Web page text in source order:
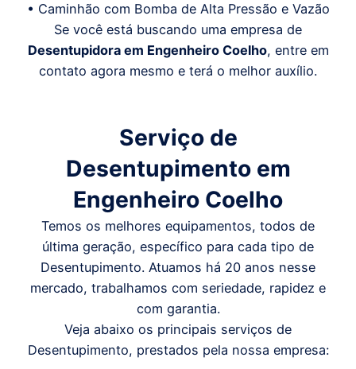
• Caminhão com Bomba de Alta Pressão e Vazão
Se você está buscando uma empresa de
Desentupidora em Engenheiro Coelho, entre em
contato agora mesmo e terá o melhor auxílio.
Serviço de
Desentupimento em
Engenheiro Coelho
Temos os melhores equipamentos, todos de
última geração, específico para cada tipo de
Desentupimento. Atuamos há 20 anos nesse
mercado, trabalhamos com seriedade, rapidez e
com garantia.
Veja abaixo os principais serviços de
Desentupimento, prestados pela nossa empresa: